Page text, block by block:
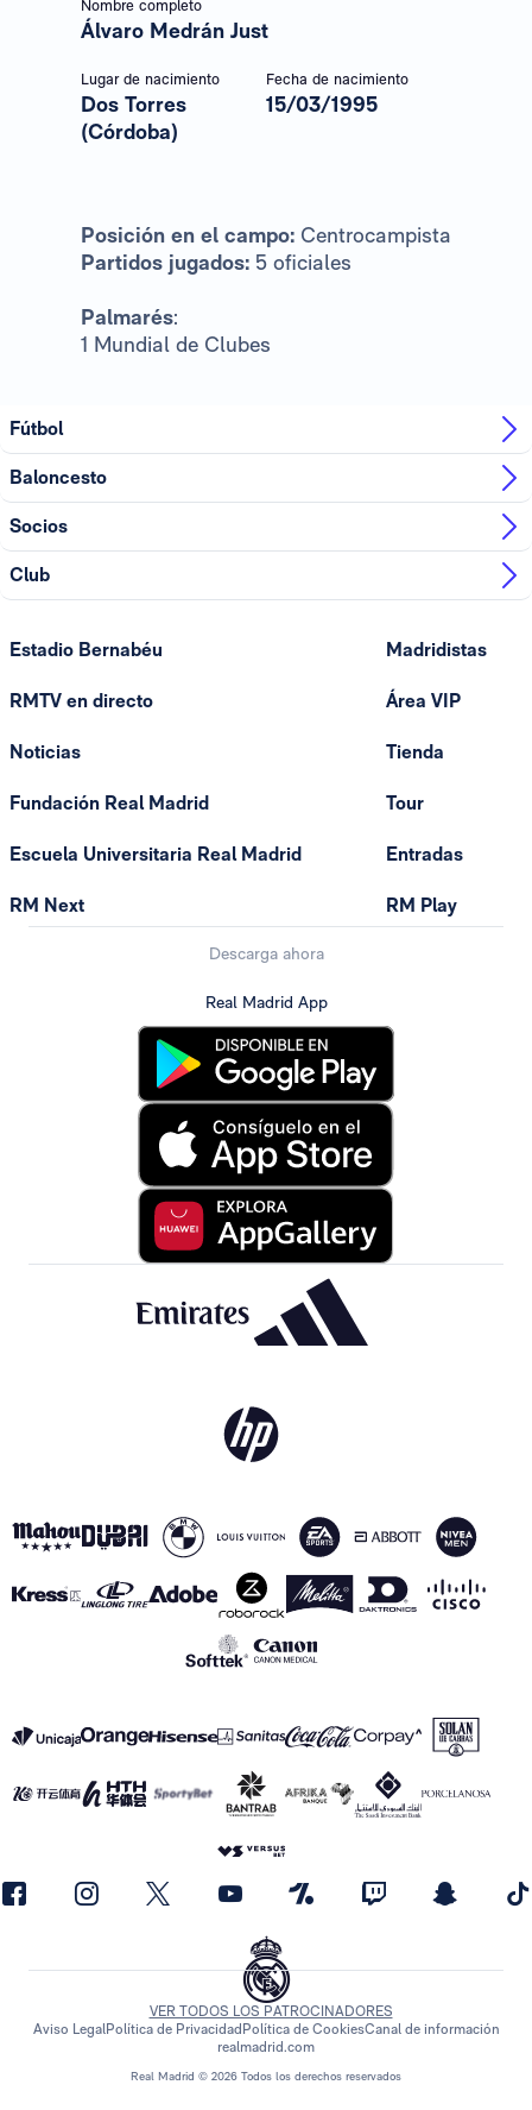
Nombre completo
Álvaro Medrán Just
Lugar de nacimiento
Dos Torres
(Córdoba)
Fecha de nacimiento
15/03/1995
Posición en el campo: Centrocampista
Partidos jugados: 5 oficiales
Palmarés:
1 Mundial de Clubes
Fútbol
Baloncesto
Socios
Club
Estadio Bernabéu
RMTV en directo
Noticias
Fundación Real Madrid
Escuela Universitaria Real Madrid
RM Next
Madridistas
Área VIP
Tienda
Tour
Entradas
RM Play
Descarga ahora
Real Madrid App
Real Madrid © 2026 Todos los derechos reservados
VER TODOS LOS PATROCINADORES
Aviso LegalPolítica de PrivacidadPolítica de CookiesCanal de información
realmadrid.com